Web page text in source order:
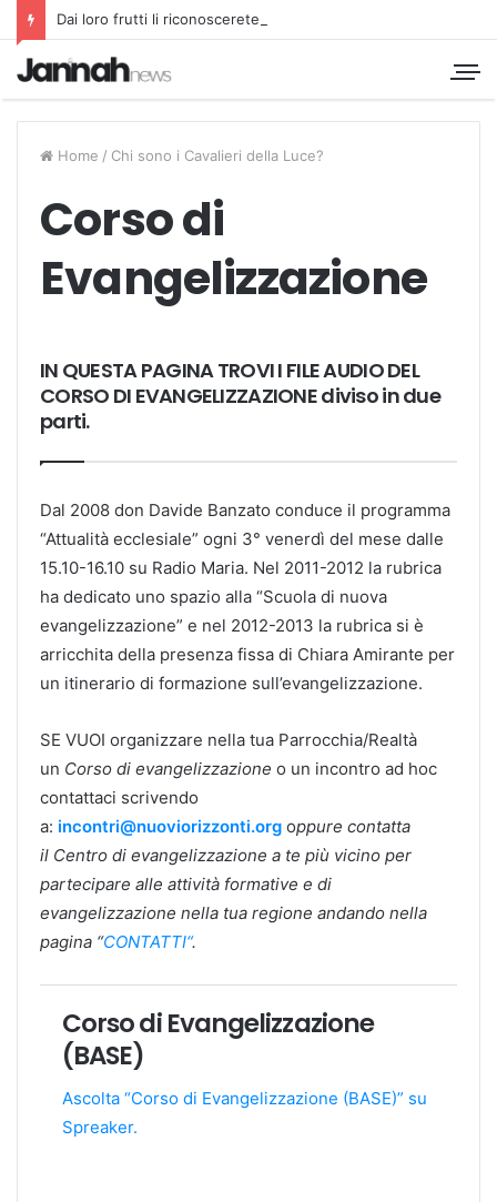
Dai loro frutti li riconoscerete
Home / Chi sono i Cavalieri della Luce?
Corso di
Evangelizzazione
IN QUESTA PAGINA TROVI I FILE AUDIO DEL
CORSO DI EVANGELIZZAZIONE diviso in due
parti.
Dal 2008 don Davide Banzato conduce il programma
“Attualità ecclesiale” ogni 3° venerdì del mese dalle
15.10-16.10 su Radio Maria. Nel 2011-2012 la rubrica
ha dedicato uno spazio alla “Scuola di nuova
evangelizzazione” e nel 2012-2013 la rubrica si è
arricchita della presenza fissa di Chiara Amirante per
un itinerario di formazione sull’evangelizzazione.
SE VUOI organizzare nella tua Parrocchia/Realtà
un Corso di evangelizzazione o un incontro ad hoc
contattaci scrivendo
a: incontri@nuoviorizzonti.org oppure contatta
il Centro di evangelizzazione a te più vicino per
partecipare alle attività formative e di
evangelizzazione nella tua regione andando nella
pagina “CONTATTI“.
Corso di Evangelizzazione
(BASE)
Ascolta “Corso di Evangelizzazione (BASE)” su
Spreaker.